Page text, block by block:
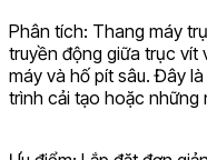
Phân tích: Thang máy
truyền động giữa trục vít
máy và hố pít sâu. Đây
trình cải tạo hoặc